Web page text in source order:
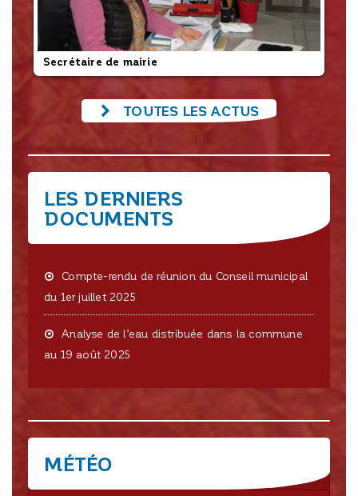
Secrétaire de mairie
TOUTES LES ACTUS
LES DERNIERS
DOCUMENTS
Compte-rendu de réunion du Conseil municipal
du 1er juillet 2025
Analyse de l’eau distribuée dans la commune
au 19 août 2025
MÉTÉO